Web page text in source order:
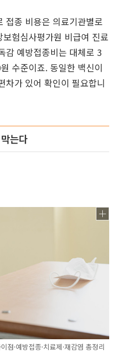
접종 비용은 의료기관별로
험심사평가원 비급여 진료
감 예방접종비는 대체로 3
수준이죠. 동일한 백신이
차가 있어 확인이 필요합니
는다
·예방접종·치료제·재감염 총정리